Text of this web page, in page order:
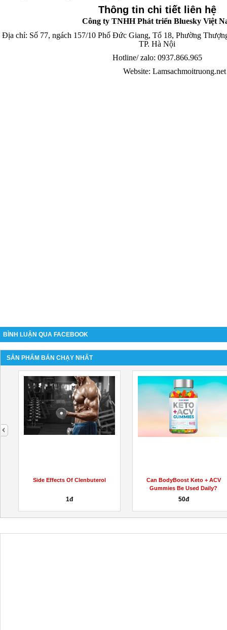
Thông tin chi tiết liên hệ
Công ty TNHH Phát triển Bluesky Việt
Địa chỉ: Số 77, ngách 157/10 Phố Đức Giang, Tổ 18, Phường
TP. Hà Nội
Hotline/ zalo: 0937.866.965
Website: Lamsachmoitruong.net
BÌNH LUẬN QUA FACEBOOK
SẢN PHẨM BÁN CHẠY NHẤT
Side Effects Of Clenbuterol
1đ
Can BodyBoost Keto + ACV
Gummies Be Used Daily?
50đ
next